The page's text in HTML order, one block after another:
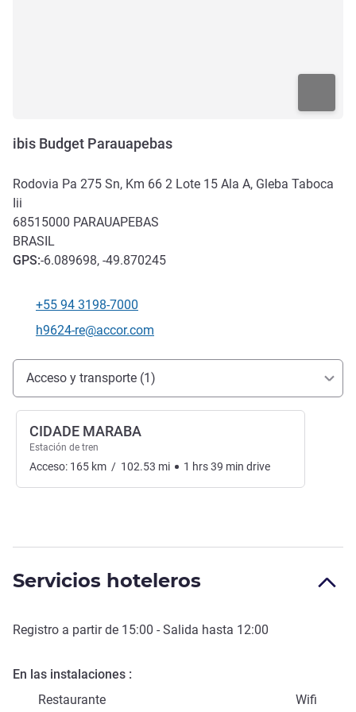
ibis Budget Parauapebas
Rodovia Pa 275 Sn, Km 66 2 Lote 15 Ala A, Gleba Taboca
Iii
68515000 PARAUAPEBAS
BRASIL
GPS:-6.089698, -49.870245
Teléfono
+55 94 3198-7000
Correo electrónico de contacto
h9624-re@accor.com
Acceso y transporte
Acceso y transporte (1)
CIDADE MARABA
Estación de tren
Acceso: 165 km / 102.53 mi 1 hrs39 min drive
Servicios hoteleros
Registro a partir de 15:00 - Salida hasta 12:00
En las instalaciones
Restaurante
Wifi